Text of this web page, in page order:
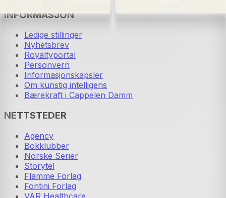
INFORMASJON
Ledige stillinger
Nyhetsbrev
Royaltyportal
Personvern
Informasjonskapsler
Om kunstig intelligens
Bærekraft i Cappelen Damm
NETTSTEDER
Agency
Bokklubber
Norske Serier
Storytel
Flamme Forlag
Fontini Forlag
VAR Healthcare